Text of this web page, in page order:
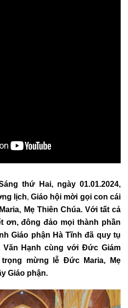
thứ Hai, ngày 01.01.2024,
lịch,Giáo hội mời gọi con cái
Mẹ Thiên Chúa. Với tất cả
ơn, đông đảo mọi thành phần
Giáo phận Hà Tĩnh đã quy tụ
Hạnh cùng với Đức Giám
mừng lễ Đức Maria, Mẹ
Giáo phận.